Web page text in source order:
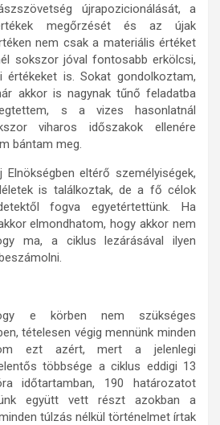
újrapozicionálását, a
megőrzését és az újak
nem csak a materiális értéket
sokszor jóval fontosabb erkölcsi,
értékeket is. Sokat gondolkoztam,
akkor is nagynak tűnő feladatba
s a vizes hasonlatnál
viharos időszakok ellenére
bántam meg.
eltérő személyiségek,
is találkoztak, de a fő célok
fogva egyetértettünk. Ha
elmondhatom, hogy akkor nem
ma, a ciklus lezárásával ilyen
e körben nem szükséges
tételesen végig mennünk minden
ezt azért, mert a jelenlegi
többsége a ciklus eddigi 13
időtartamban, 190 határozatot
együtt vett részt azokban a
túlzás nélkül történelmet írtak